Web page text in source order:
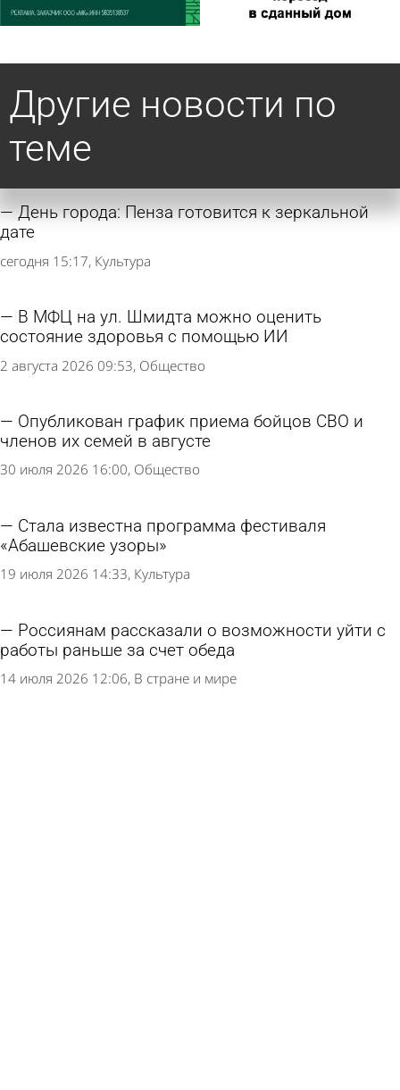
Другие новости по
теме
День города: Пенза готовится к зеркальной
дате
сегодня 15:17 Культура
В МФЦ на ул. Шмидта можно оценить
состояние здоровья с помощью ИИ
2 августа 2026 09:53 Общество
Опубликован график приема бойцов СВО и
членов их семей в августе
30 июля 2026 16:00 Общество
Стала известна программа фестиваля
«Абашевские узоры»
19 июля 2026 14:33 Культура
Россиянам рассказали о возможности уйти с
работы раньше за счет обеда
14 июля 2026 12:06 В стране и мире